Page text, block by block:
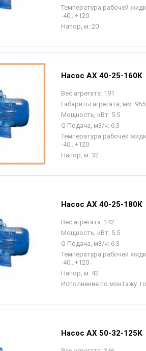
Температура рабочей
-40...+120
Напор, м: 20
Насос АХ 40-25-160К
Вес агрегата: 191
Габариты агрегата, мм:
Мощность, кВт: 5.5
Q Подача, м3/ч: 6.3
Температура рабочей
-40...+120
Напор, м: 32
Насос АХ 40-25-180К
Вес агрегата: 142
Мощность, кВт: 5.5
Q Подача, м3/ч: 6.3
Температура рабочей
-40...+120
Напор, м: 42
Исполнение по монтажу:
Насос АХ 50-32-125К